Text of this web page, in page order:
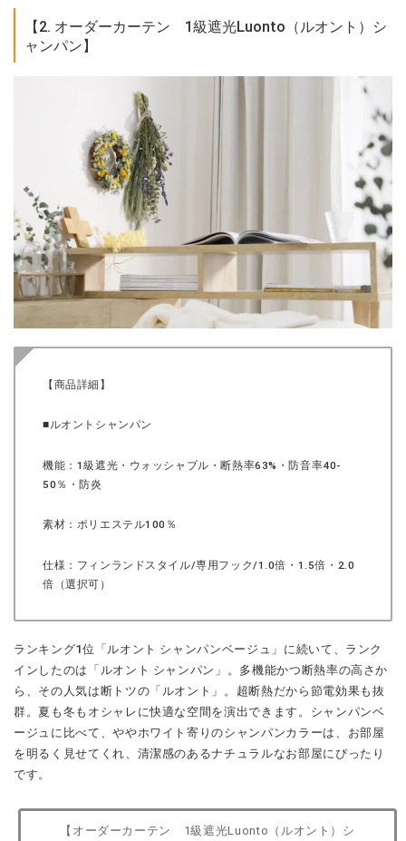
【2. オーダーカーテン 1級遮光Luonto（ルオント）シ
ャンパン】
【商品詳細】
■ルオントシャンパン
機能：1級遮光・ウォッシャブル・断熱率63%・防音率40-
50％・防炎
素材：ポリエステル100％
仕様：フィンランドスタイル/専用フック/1.0倍・1.5倍・2.0
倍（選択可）
ランキング1位「ルオント シャンパンベージュ」に続いて、ランク
インしたのは「ルオント シャンパン」。多機能かつ断熱率の高さか
ら、その人気は断トツの「ルオント」。超断熱だから節電効果も抜
群。夏も冬もオシャレに快適な空間を演出できます。シャンパンベ
ージュに比べて、ややホワイト寄りのシャンパンカラーは、お部屋
を明るく見せてくれ、清潔感のあるナチュラルなお部屋にぴったり
です。
【オーダーカーテン 1級遮光Luonto（ルオント）シ